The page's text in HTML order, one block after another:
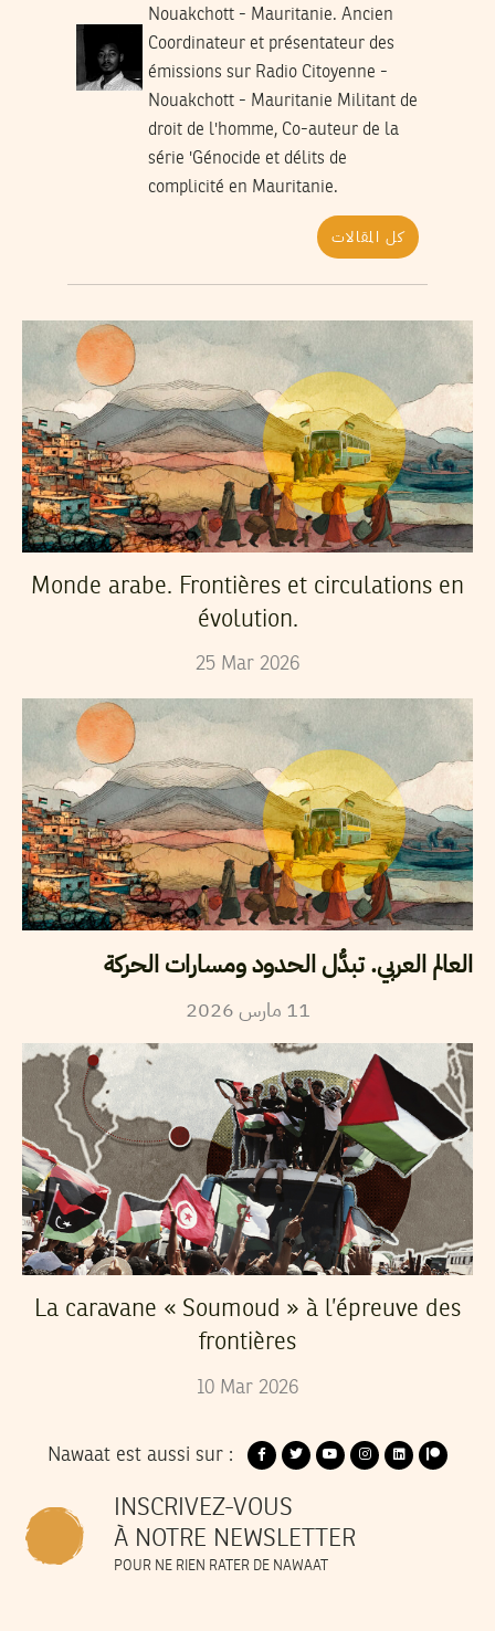
Nouakchott - Mauritanie. Ancien
Coordinateur et présentateur des
émissions sur Radio Citoyenne -
Nouakchott - Mauritanie Militant de
droit de l'homme, Co-auteur de la
série 'Génocide et délits de
complicité en Mauritanie.
كل المقالات
Monde arabe. Frontières et circulations en
évolution.
25 Mar 2026
العالم العربي. تبدُّل الحدود ومسارات الحركة
11 مارس2026
La caravane « Soumoud » à l’épreuve des
frontières
10 Mar 2026
Nawaat est aussi sur :
INSCRIVEZ-VOUS
À NOTRE NEWSLETTER
POUR NE RIEN RATER DE NAWAAT